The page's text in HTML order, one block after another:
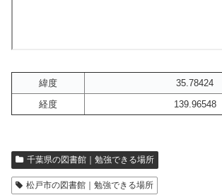
緯度
35.78424
経度
139.96548
千葉県の図書館｜勉強できる場所
松戸市の図書館｜勉強できる場所